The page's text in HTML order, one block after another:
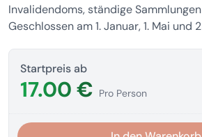
Invalidendoms, ständige
Geschlossen am 1. Januar, 1. Mai und
Startpreis ab
17.00 € Pro Person